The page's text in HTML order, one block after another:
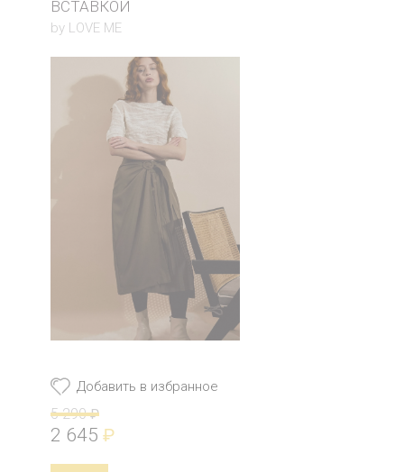
ВСТАВКОЙ
by LOVE ME
Добавить в избранное
5 290 ₽
2 645 ₽